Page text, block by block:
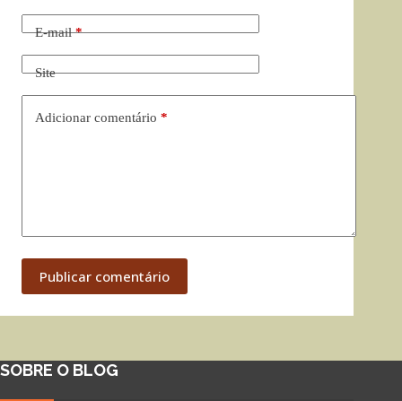
E-mail*
Site
Adicionar comentário *
Publicar comentário
SOBRE O BLOG